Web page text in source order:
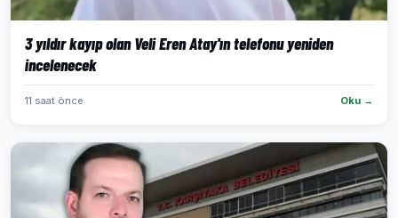
3 yıldır kayıp olan Veli Eren Atay'ın telefonu yeniden
incelenecek
11 saat önce Oku →